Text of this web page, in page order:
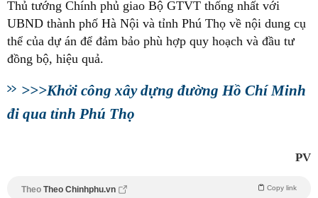
Thủ tướng Chính phủ giao Bộ GTVT thống nhất với
UBND thành phố Hà Nội và tỉnh Phú Thọ về nội dung cụ
thể của dự án để đảm bảo phù hợp quy hoạch và đầu tư
đồng bộ, hiệu quả.
>>>Khởi công xây dựng đường Hồ Chí Minh
đi qua tỉnh Phú Thọ
PV
Theo Theo Chinhphu.vn Copy link